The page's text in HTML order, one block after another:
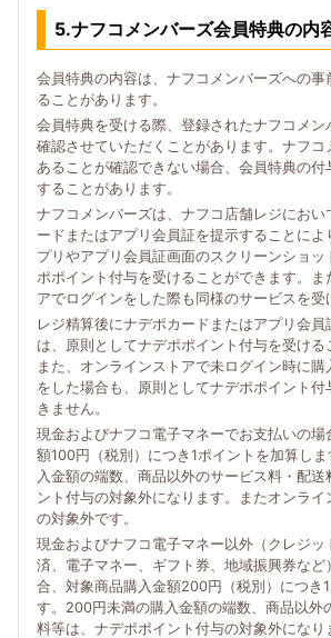
5.ナフコメンバーズ会員特典の内
会員特典の内容は、ナフコメンバーズへの事
ることがあります。
会員特典を受ける際、登録されたナフコメン
確認させていただくことがあります。ナフコ
あることが確認できない場合、会員特典の付
することがあります。
ナフコメンバーズは、ナフコ店舗レジにおい
ードまたはアプリ会員証を提示することによ
プリやアプリ会員証画面のスクリーンショ
ポポイント付与を受けることができます。ま
アでログインをした際も同様のサービスを受
レジ精算後にナデポカードまたはアプリ会員
は、原則としてナデポポイント付与を受ける
また、オンラインストアで未ログイン時に
をした場合も、原則としてナデポポイント
きません。
現金およびナフコ電子マネーでお支払いの場
額100円（税別）につき1ポイントを加算し
入金額の端数、商品以外のサービス料・配送
ント付与の対象外になります。またオンライ
の対象外です。
現金およびナフコ電子マネー以外（クレジッ
済、電子マネー、ギフト券、地域振興券など
合、対象商品購入金額200円（税別）につき
す。200円未満の購入金額の端数、商品以外
料等は、ナデポポイント付与の対象外になり